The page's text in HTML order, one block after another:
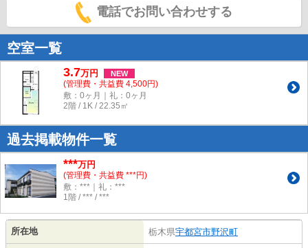
電話でお問い合わせする
空室一覧
3.7万円 NEW
(管理費・共益費 4,500円)
敷：0ヶ月｜礼：0ヶ月
2階 / 1K / 22.35㎡
過去掲載物件一覧
***万円
(管理費・共益費 ***円)
敷：***｜礼：***
1階 / *** / ***
所在地 栃木県宇都宮市野沢町